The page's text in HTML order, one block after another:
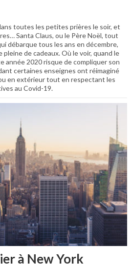
toutes les petites prières le soir, et
Santa Claus, ou le Père Noël, tout
débarque tous les ans en décembre,
de cadeaux. Où le voir, quand le
année 2020 risque de compliquer son
certaines enseignes ont réimaginé
en extérieur tout en respectant les
au Covid-19.
à New York